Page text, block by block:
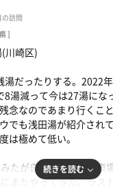
リュはなし。7分でお腹
。うん、やっぱり平和
んだん混んできた。
セット目になるとサ室
ないがパッと見た限り
から15人近くいたかも
とサウナ 3セットで約2
やっぱりいいものだな
いたから空いているは
席はそこそこ混んでい
ので初めての席に座っ
ズレだ。今後この席は
天奥の隠れ湯へ。今日
ダックにも空きがある
？新しい板看板が設置
うん、いいね。おっ？
ね。炭酸泉といえば人
まさかの44℃超。新呑
訪問
]
川崎区)
湯だったりする。2022
8湯減って今は27湯にな
念なのであまり行くこ
でも浅田湯が紹介され
は極めて低い。
たが自転車一杯、駐車
にまたやってきた。ラス
続きを読む